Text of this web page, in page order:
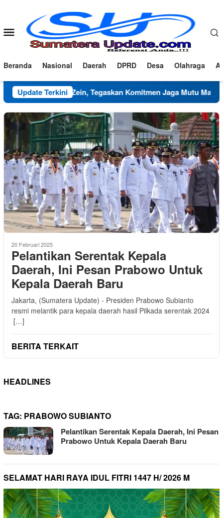
Menu
Mobile
Beranda Nasional Daerah DPRD Desa Olahraga
Update Terkini
Al-Zein, Tegaskan Komitmen Jaga Mutu Makanan
20 Februari 2025
Pelantikan Serentak Kepala
Daerah, Ini Pesan Prabowo Untuk
Kepala Daerah Baru
Jakarta, (Sumatera Update) - Presiden Prabowo Subianto
resmi melantik para kepala daerah hasil Pilkada serentak 2024
[…]
BERITA TERKAIT
HEADLINES
TAG: PRABOWO SUBIANTO
Pelantikan Serentak Kepala Daerah, Ini Pesan
Prabowo Untuk Kepala Daerah Baru
SELAMAT HARI RAYA IDUL FITRI 1447 H/ 2026 M